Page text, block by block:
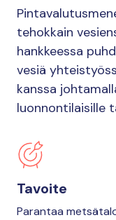
tehokkain
hankkeessa
vesiä
kanssa
luonnontilaisille
Tavoite
Parantaa